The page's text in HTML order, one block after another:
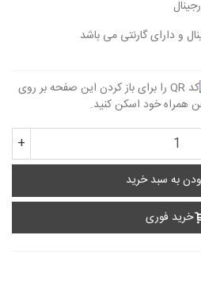
+
به سبد خرید
خرید فوری